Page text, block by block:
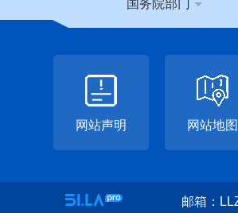
国务院部门
网站声明 网站地图
邮箱：